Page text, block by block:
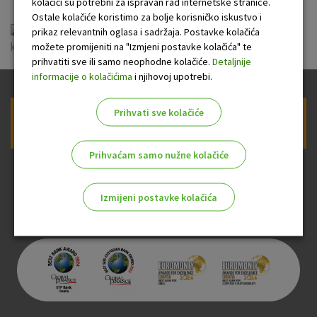
Opće informacije o stambenom kreditu u
kunama 2994 (2).pdf
Prijava na newsletter OTP banke
Ostale kolačiće koristimo za bolje korisničko iskustvo i
prikaz relevantnih oglasa i sadržaja. Postavke kolačića
možete promijeniti na "Izmjeni postavke kolačića" te
prihvatiti sve ili samo neophodne kolačiće. Detaljnije
informacije o kolačićima i njihovoj upotrebi.
Prihvati sve kolačiće
Prihvaćam samo nužne kolačiće
Izmijeni postavke kolačića